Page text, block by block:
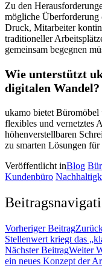
Zu den
mögliche Überforderung
Druck, Mitarbeiter
traditioneller
gemeinsam begegnen
Wie unterstützt
digitalen Wandel?
ukamo bietet Büromöbel
flexibles und vernetztes
höhenverstellbaren
zu smarten Lösungen
Veröffentlicht inBlog
Kundenbüro
Vorheriger Beitrag
Stellenwert kriegt das
Nächster BeitragWeiter
ein neues Konzept der